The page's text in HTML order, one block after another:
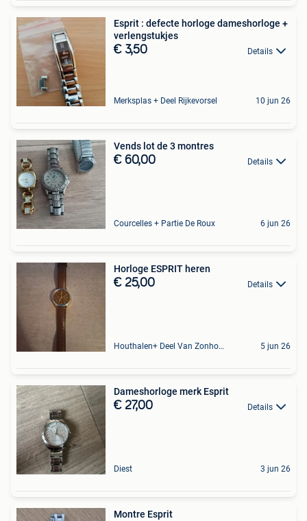
Esprit : defecte horloge dameshorloge +
verlengstukjes
€ 3,50 Details
Merksplas + Deel Rijkevorsel 10 jun 26
Vends lot de 3 montres
€ 60,00 Details
Courcelles + Partie De Roux 6 jun 26
Horloge ESPRIT heren
€ 25,00 Details
Houthalen+ Deel Van Zonhoven En Zolder 5 jun 26
Dameshorloge merk Esprit
€ 27,00 Details
Diest 3 jun 26
Montre Esprit